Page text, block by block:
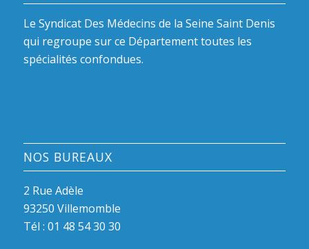
Le Syndicat Des Médecins de la Seine Saint Denis
qui regroupe sur ce Département toutes les
spécialités confondues.
NOS BUREAUX
2 Rue Adèle
93250 Villemomble
Tél : 01 48 54 30 30